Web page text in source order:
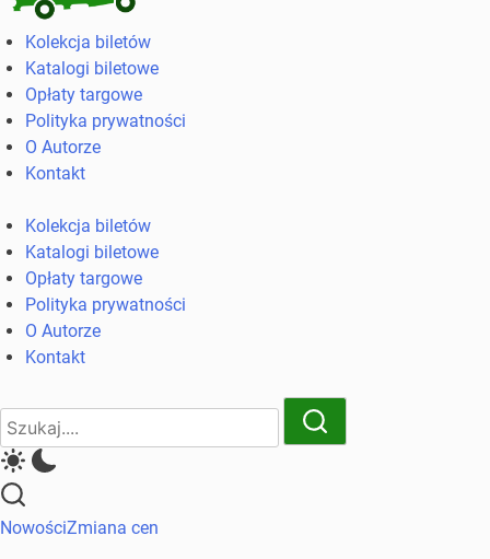
Kolekcja
biletów
komunikacji
miejskiej
kolejowych
Kolekcja biletów
Katalogi biletowe
Opłaty targowe
Polityka prywatności
O Autorze
Kontakt
Kolekcja biletów
Katalogi biletowe
Opłaty targowe
Polityka prywatności
O Autorze
Kontakt
Close
Search
Search
NowościZmiana cen